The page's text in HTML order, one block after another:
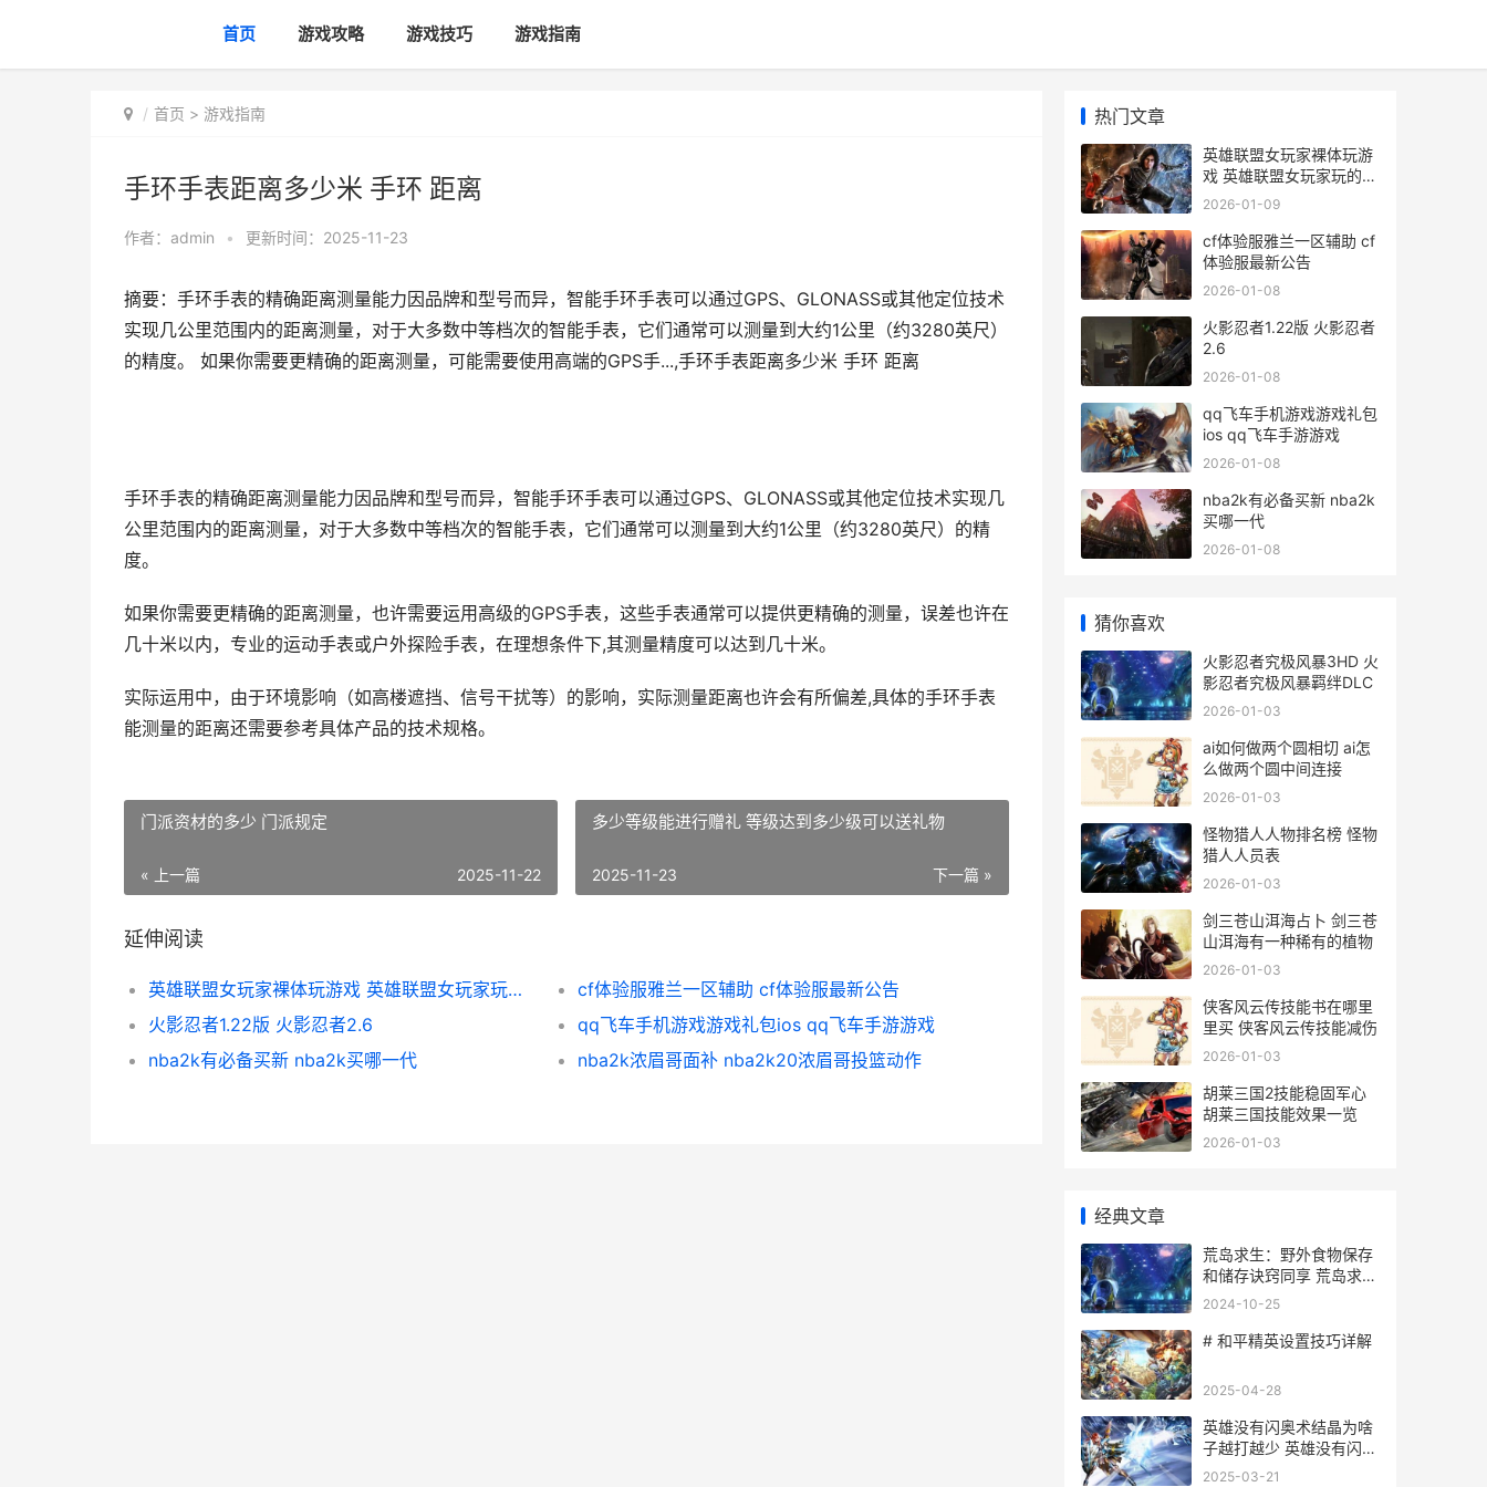
首页 游戏攻略 游戏技巧 游戏指南
首页 > 游戏指南
手环手表距离多少米 手环 距离
作者： admin • 更新时间：2025-11-23
摘要：手环手表的精确距离测量能力因品牌和型号而异，智能手环手表可以通过GPS、GLONASS或其他定位技术
实现几公里范围内的距离测量，对于大多数中等档次的智能手表，它们通常可以测量到大约1公里（约3280英尺）
的精度。 如果你需要更精确的距离测量，可能需要使用高端的GPS手...,手环手表距离多少米 手环 距离
手环手表的精确距离测量能力因品牌和型号而异，智能手环手表可以通过GPS、GLONASS或其他定位技术实现几
公里范围内的距离测量，对于大多数中等档次的智能手表，它们通常可以测量到大约1公里（约3280英尺）的精
度。
如果你需要更精确的距离测量，也许需要运用高级的GPS手表，这些手表通常可以提供更精确的测量，误差也许在
几十米以内，专业的运动手表或户外探险手表，在理想条件下,其测量精度可以达到几十米。
实际运用中，由于环境影响（如高楼遮挡、信号干扰等）的影响，实际测量距离也许会有所偏差,具体的手环手表
能测量的距离还需要参考具体产品的技术规格。
门派资材的多少 门派规定
« 上一篇 2025-11-22
多少等级能进行赠礼 等级达到多少级可以送礼物
下一篇 »
2025-11-23
延伸阅读
英雄联盟女玩家裸体玩游戏 英雄联盟女玩家玩的最多的英雄
cf体验服雅兰一区辅助 cf体验服最新公告
火影忍者1.22版 火影忍者2.6
qq飞车手机游戏游戏礼包ios qq飞车手游游戏
nba2k有必备买新 nba2k买哪一代
nba2k浓眉哥面补 nba2k20浓眉哥投篮动作
热门文章
英雄联盟女玩家裸体玩游
戏 英雄联盟女玩家玩的最
多的英雄
2026-01-09
cf体验服雅兰一区辅助 cf
体验服最新公告
2026-01-08
火影忍者1.22版 火影忍者
2.6
2026-01-08
qq飞车手机游戏游戏礼包
ios qq飞车手游游戏
2026-01-08
nba2k有必备买新 nba2k
买哪一代
2026-01-08
猜你喜欢
火影忍者究极风暴3HD 火
影忍者究极风暴羁绊DLC
2026-01-03
ai如何做两个圆相切 ai怎
么做两个圆中间连接
2026-01-03
怪物猎人人物排名榜 怪物
猎人人员表
2026-01-03
剑三苍山洱海占卜 剑三苍
山洱海有一种稀有的植物
2026-01-03
侠客风云传技能书在哪里
里买 侠客风云传技能减伤
2026-01-03
胡莱三国2技能稳固军心
胡莱三国技能效果一览
2026-01-03
经典文章
荒岛求生：野外食物保存
和储存诀窍同享 荒岛求生
野外生存下载
2024-10-25
# 和平精英设置技巧详解
2025-04-28
英雄没有闪奥术结晶为啥
子越打越少 英雄没有闪奥
术结晶怎么用
2025-03-21